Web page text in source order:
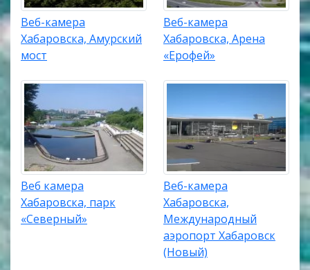
Веб-камера
Хабаровска, Амурский
мост
Веб-камера
Хабаровска, Арена
«Ерофей»
Веб камера
Хабаровска, парк
«Северный»
Веб-камера
Хабаровска,
Международный
аэропорт Хабаровск
(Новый)